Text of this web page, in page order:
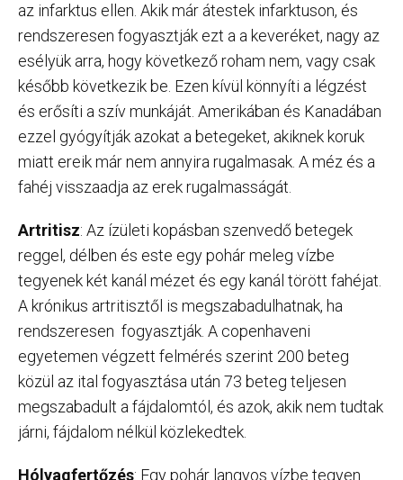
az infarktus ellen. Akik már átestek infarktuson, és
rendszeresen fogyasztják ezt a a keveréket, nagy az
esélyük arra, hogy következő roham nem, vagy csak
később következik be. Ezen kívül könnyíti a légzést
és erősíti a szív munkáját. Amerikában és Kanadában
ezzel gyógyítják azokat a betegeket, akiknek koruk
miatt ereik már nem annyira rugalmasak. A méz és a
fahéj visszaadja az erek rugalmasságát.
Artritisz: Az ízületi kopásban szenvedő betegek
reggel, délben és este egy pohár meleg vízbe
tegyenek két kanál mézet és egy kanál törött fahéjat.
A krónikus artritisztől is megszabadulhatnak, ha
rendszeresen fogyasztják. A copenhaveni
egyetemen végzett felmérés szerint 200 beteg
közül az ital fogyasztása után 73 beteg teljesen
megszabadult a fájdalomtól, és azok, akik nem tudtak
járni, fájdalom nélkül közlekedtek.
Hólyagfertőzés: Egy pohár langyos vízbe tegyen